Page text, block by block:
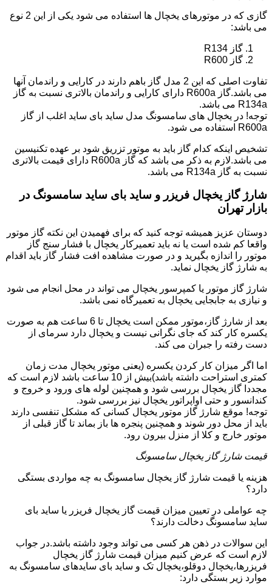
گازی که در موتورهای یخچال ها استفاده می شود یکی از این 2 نوع
می باشد:
گاز R134
گاز R600
تفاوت اصلی که این 2 مدل گاز باهم دارند در کارایی و راندمان آنها
می باشد.گاز R600a دارای کارایی و راندمان بالاتری نسبت به گاز
R134a می باشد.
توجه! در یخچال های سامسونگ مدل ساید بای ساید اغلب از گاز
R600a استفاده می شود.
تشخیص اینکه کدام گاز باید به موتور تزریق شود بر عهده تکنیسین
می باشد.لازم به ذکر می باشد که گاز R600a دارای قیمت بالاتری
نسبت به گاز R134a می باشد.
شارژ گاز یخچال فریزر و ساید بای ساید سامسونگ در
بازار تهران
دوستان عزیز همیشه توجه کنید که برای فهمیدن این نکته گاز موتور
واقعا کم شده است یا نه باید تعمیرکار یخچال با فشار سنج گاز
موتور را اندازه بگیرید و در صورت مشاهده افت فشار گاز باید اقدام
به شارژ گاز یخچال نماید.
شارژ گاز موتور یا کمپرسور یخچال می تواند در محل انجام می شود
و نیازی به جابجایی یخچال به تعمیرگاه نمی باشد.
بعد از شارژ گاز،موتور ممکن است یخچال تا 6 ساعت هم به صورت
یکسره کار کند که جای نگرانی نیست و یخچال دارد سرمای از
دست رفته را جبران می کند.
اما اگر میزان کار کردن یکسره (یعنی موتور یخچال مدت زمان
کمتری استراحت داشته باشد)بیش از 10 ساعت باشد لازم است که
مجددا گاز یخچال بررسی شود و همچنین لوله های ورود و خروج و
کندانسور و حتی اواپراتور یخچال نیز بررسی شود.
توجه! موقع شارژ گاز موتور یخچال کسانی که مشکل تنفسی دارند
باید از محل دور شوند و همچنین پنجره ها باز بماند تا گاز قبلی از
موتور خارج و کلا از منزل بیرون رود.
قیمت شارژ گاز یخچال سامسونگ
هزینه یا قیمت شارژ گاز یخچال سامسونگ به چه مواردی بستگی
دارد؟
چه عواملی در تعیین میزان قیمت گاز یخچال فریزر یا ساید بای
ساید سامسونگ دخالت دارند؟
این سوالات در ذهن هر کسی می تواند وجود داشته باشد.در جواب
لازم است که عرض کنیم میزان قیمت شارژ گاز یخچال
فریزرها،یخچال دوقلو،یخچال تک و ساید بای سایدهای سامسونگ به
موارد زیر بستگی دارد: